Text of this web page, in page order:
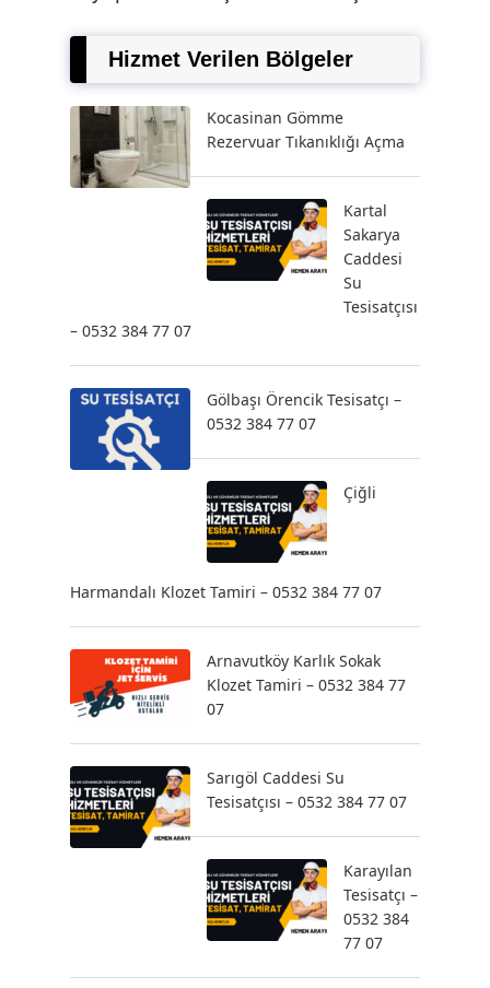
Hizmet Verilen Bölgeler
Kocasinan Gömme
Rezervuar Tıkanıklığı Açma
Kartal
Sakarya
Caddesi
Su
Tesisatçısı
– 0532 384 77 07
Gölbaşı Örencik Tesisatçı –
0532 384 77 07
Çiğli
Harmandalı Klozet Tamiri – 0532 384 77 07
Arnavutköy Karlık Sokak
Klozet Tamiri – 0532 384 77
07
Sarıgöl Caddesi Su
Tesisatçısı – 0532 384 77 07
Karayılan
Tesisatçı –
0532 384
77 07